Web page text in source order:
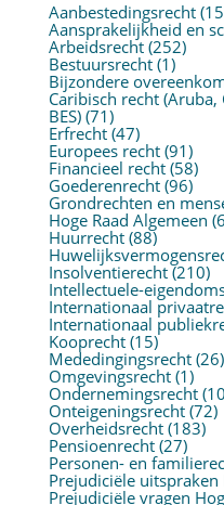
Aanbestedingsrecht
Aansprakelijkheid en
Arbeidsrecht(252)
Bestuursrecht(1)
Bijzondere
Caribisch recht
BES)(71)
Erfrecht(47)
Europees recht(91)
Financieel recht(58)
Goederenrecht(96)
Grondrechten en
Hoge Raad Algemeen
Huurrecht(88)
Insolventierecht(210)
Intellectuele-
Internationaal
Internationaal
Kooprecht(15)
Mededingingsrecht(26)
Omgevingsrecht(1)
Ondernemingsrecht
Onteigeningsrecht(72)
Overheidsrecht(183)
Pensioenrecht(27)
Personen- en
Prejudiciële uitspraken
Prejudiciële vragen